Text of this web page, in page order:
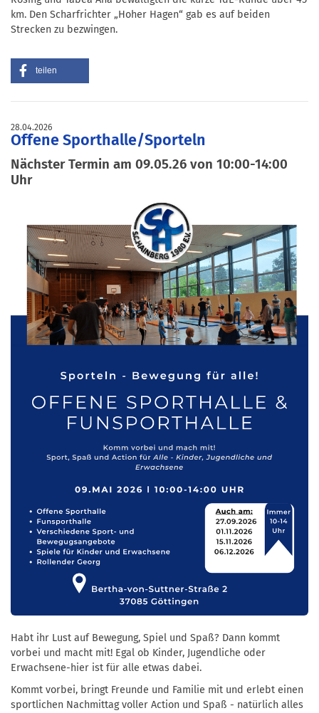
km. Den Scharfrichter „Hoher Hagen“ gab es auf beiden
Strecken zu bezwingen.
teilen
28.04.2026
Offene Sporthalle/Sporteln
Nächster Termin am 09.05.26 von 10:00-14:00
Uhr
Habt ihr Lust auf Bewegung, Spiel und Spaß? Dann kommt
vorbei und macht mit! Egal ob Kinder, Jugendliche oder
Erwachsene-hier ist für alle etwas dabei.
Kommt vorbei, bringt Freunde und Familie mit und erlebt einen
sportlichen Nachmittag voller Action und Spaß - natürlich alles